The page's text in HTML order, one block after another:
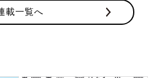
載一覧へ